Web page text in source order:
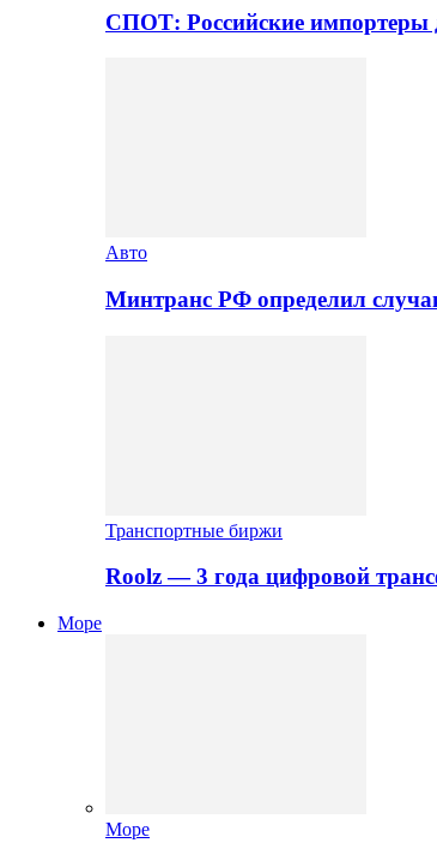
СПОТ: Российские импортеры
Авто
Минтранс РФ определил
Транспортные биржи
Roolz — 3 года цифровой
Море
Море